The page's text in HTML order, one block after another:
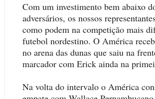
Com um investimento bem abaixo
adversários, os nossos
como podem na competição mais
futebol nordestino. O América
no arena das dunas que saiu na
marcador com Erick ainda na
Na volta do intervalo o América